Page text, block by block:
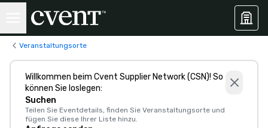
Veranstaltungsorte
Willkommen beim Cvent Supplier Network (CSN)! So
können Sie loslegen:
Suchen
Teilen Sie Eventdetails, finden Sie Veranstaltungsorte und
fügen Sie diese Ihrer Liste hinzu.